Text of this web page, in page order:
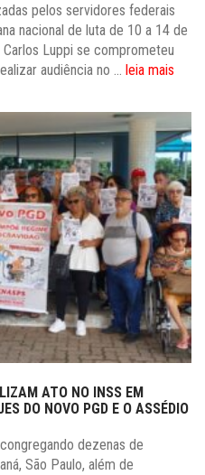
pelos servidores federais
nacional de luta de 10 a 14 de
Luppi se comprometeu
audiência no ... leia mais
ATO NO INSS EM
DO NOVO PGD E O ASSÉDIO
dezenas de
São Paulo, além de